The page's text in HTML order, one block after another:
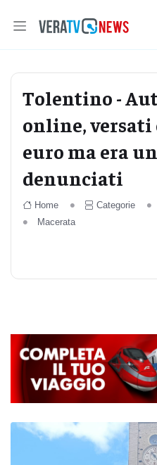
Tolentino -
online,
euro ma era
denunciati
Home Categorie
Macerata